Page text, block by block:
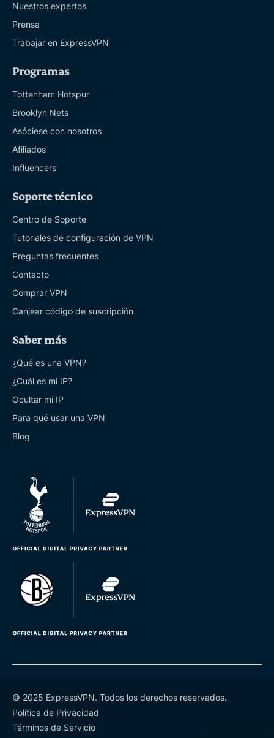
Nuestros expertos
Prensa
Trabajar en ExpressVPN
Programas
Tottenham Hotspur
Brooklyn Nets
Asóciese con nosotros
Afiliados
Influencers
Soporte técnico
Centro de Soporte
Tutoriales de configuración de VPN
Preguntas frecuentes
Contacto
Comprar VPN
Canjear código de suscripción
Saber más
¿Qué es una VPN?
¿Cuál es mi IP?
Ocultar mi IP
Para qué usar una VPN
Blog
© 2025 ExpressVPN. Todos los derechos reservados.
Política de Privacidad
Términos de Servicio